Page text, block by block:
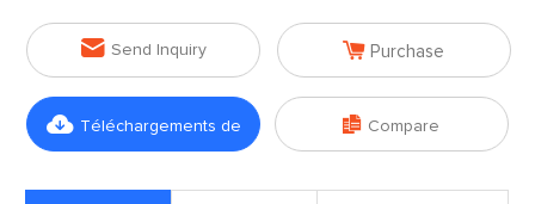
 Send Inquiry  Purchase
 Téléchargements de  Compare